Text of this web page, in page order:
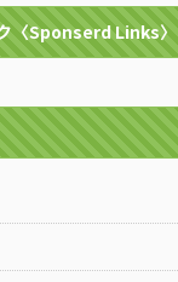
〈Sponserd Links〉